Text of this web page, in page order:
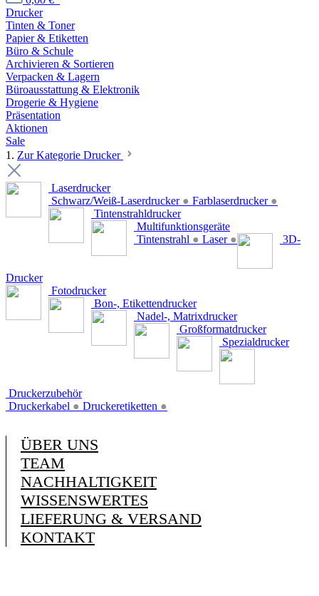
Drucker
Tinten & Toner
Papier & Etiketten
Büro & Schule
Archivieren & Sortieren
Verpacken & Lagern
Büroausstattung & Elektronik
Drogerie & Hygiene
Präsentation
Aktionen
Sale
1. Zur Kategorie Drucker
Laserdrucker
Schwarz/Weiß-Laserdrucker ● Farblaserdrucker ●
Tintenstrahldrucker
Multifunktionsgeräte
Tintenstrahl ● Laser ● 3D-
Drucker
Fotodrucker
Bon-, Etikettendrucker
Nadel-, Matrixdrucker
Großformatdrucker
Spezialdrucker
Druckerzubehör
Druckerkabel ● Druckeretiketten ●
ÜBER UNS
TEAM
NACHHALTIGKEIT
WISSENSWERTES
LIEFERUNG & VERSAND
KONTAKT